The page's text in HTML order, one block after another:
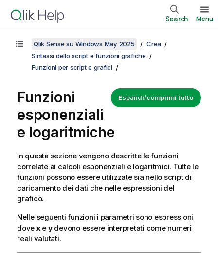
Search Menu
Qlik Sense su Windows May 2025
Crea
Sintassi dello script e funzioni grafiche
Funzioni per script e grafici
Espandi/comprimi tutto
Funzioni
esponenziali
e logaritmiche
In questa sezione vengono descritte le funzioni
correlate ai calcoli esponenziali e logaritmici. Tutte le
funzioni possono essere utilizzate sia nello script di
caricamento dei dati che nelle espressioni del
grafico.
Nelle seguenti funzioni i parametri sono espressioni
dove xe ydevono essere interpretati come numeri
reali valutati.